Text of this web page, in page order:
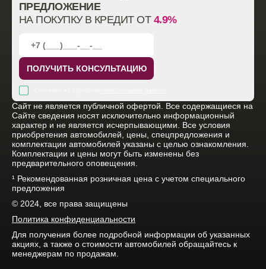
ПРЕДЛОЖЕНИЕ
НА ПОКУПКУ В КРЕДИТ ОТ 4.9%
ПОЛУЧИТЬ КОНСУЛЬТАЦИЮ
Cайт не является публичной офертой. Все содержащиеся на
Сайте сведения носят исключительно информационный
характер и не является исчерпывающими. Все условия
приобретения автомобилей, цены, спецпредложения и
комплектации автомобилей указаны с целью ознакомления.
Комплектации и цены могут быть изменены без
предварительного оповещения.
¹ Рекомендованная розничная цена с учетом специального
предложения
© 2024, все права защищены
Политика конфиденциальности
Для получения более подробной информации об указанных
акциях, а также о стоимости автомобилей обращайтесь к
менеджерам по продажам.